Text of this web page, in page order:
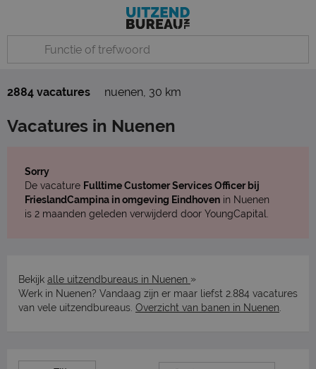
2884 vacatures nuenen, 30 km
Vacatures in Nuenen
Sorry
De vacature Fulltime Customer Services Officer bij
FrieslandCampina in omgeving Eindhoven in Nuenen
is 2 maanden geleden verwijderd door YoungCapital.
Bekijk alle uitzendbureaus in Nuenen »
Werk in Nuenen? Vandaag zijn er maar liefst 2.884 vacatures
van vele uitzendbureaus. Overzicht van banen in Nuenen